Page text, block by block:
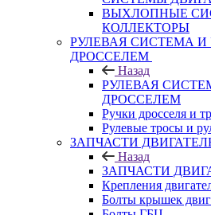
ВЫХЛОПНЫЕ
КОЛЛЕКТОРЫ
РУЛЕВАЯ СИСТЕМА И
ДРОССЕЛЕМ
Назад
РУЛЕВАЯ
ДРОССЕЛЕМ
Ручки дросселя и
Рулевые тросы и
ЗАПЧАСТИ
Назад
ЗАПЧАСТИ
Крепления
Болты крышек